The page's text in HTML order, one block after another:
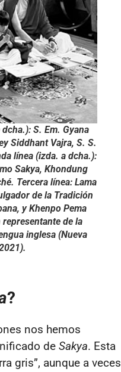
S. Em. Gyana
Siddhant Vajra, S. S.
línea (izda. a dcha.):
Sakya, Khondung
Tercera línea: Lama
de la Tradición
y Khenpo Pema
de la
inglesa (Nueva
?
nos hemos
de Sakya. Esta
gris”, aunque a veces